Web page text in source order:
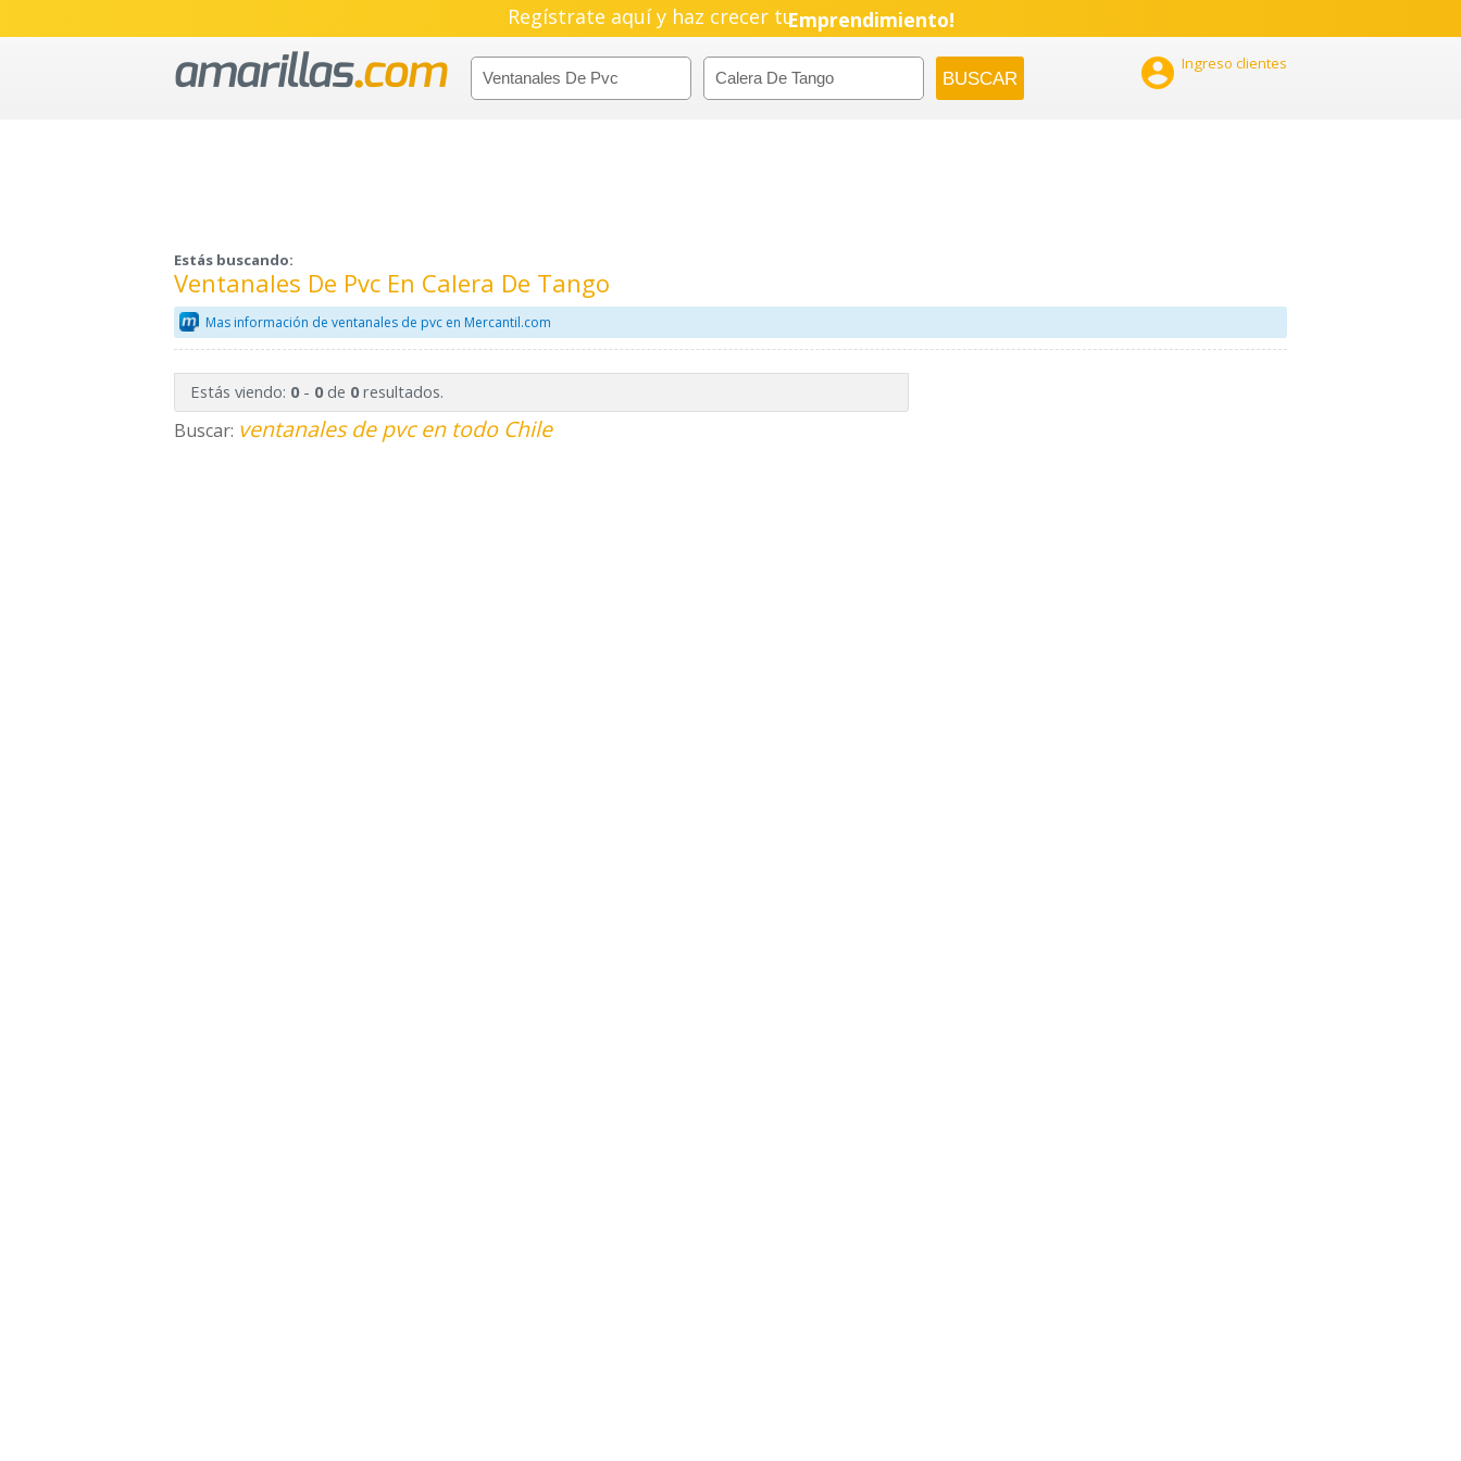
Regístrate aquí y haz crecer tuEmprendimiento!
 Ingreso clientes
Estás buscando:
Ventanales De Pvc En Calera De Tango
Mas información de ventanales de pvc en Mercantil.com
Estás viendo: 0- 0de 0resultados.
Buscar: ventanales de pvc en todo Chile